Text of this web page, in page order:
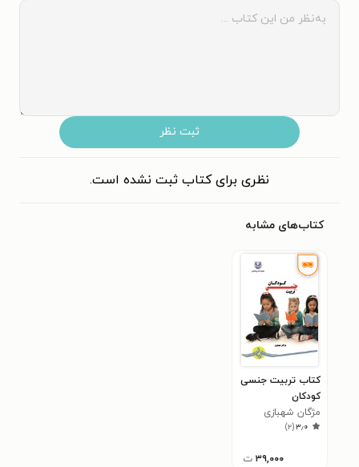
ثبت نظر
نظری برای کتاب ثبت نشده است.
کتاب‌های مشابه
کتاب تربیت جنسی
کودکان
مژگان شهبازی
۳٫۰(۲)
۳۹,۰۰۰ ت